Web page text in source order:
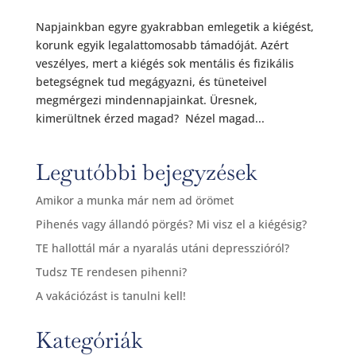
Napjainkban egyre gyakrabban emlegetik a kiégést,
korunk egyik legalattomosabb támadóját. Azért
veszélyes, mert a kiégés sok mentális és fizikális
betegségnek tud megágyazni, és tüneteivel
megmérgezi mindennapjainkat. Üresnek,
kimerültnek érzed magad? Nézel magad...
Legutóbbi bejegyzések
Amikor a munka már nem ad örömet
Pihenés vagy állandó pörgés? Mi visz el a kiégésig?
TE hallottál már a nyaralás utáni depresszióról?
Tudsz TE rendesen pihenni?
A vakációzást is tanulni kell!
Kategóriák